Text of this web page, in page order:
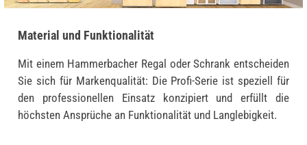
Material und Funktionalität
Mit einem Hammerbacher Regal oder Schrank entscheiden
Sie sich für Markenqualität: Die Profi-Serie ist speziell für
den professionellen Einsatz konzipiert und erfüllt die
höchsten Ansprüche an Funktionalität und Langlebigkeit.